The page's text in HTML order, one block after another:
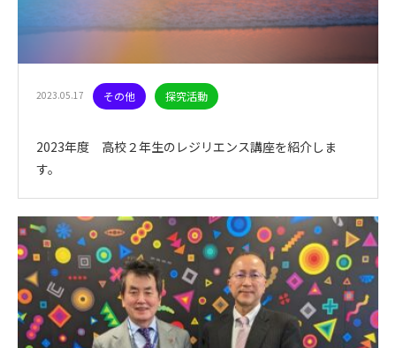
2023.05.17 その他 探究活動
2023年度 高校２年生のレジリエンス講座を紹介しま
す。